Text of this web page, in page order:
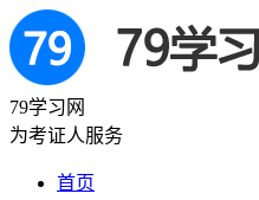
79学习网
为考证人服务
首页